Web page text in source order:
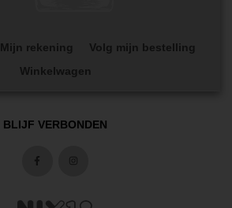
Mijn rekening
Volg mijn bestelling
Winkelwagen
BLIJF VERBONDEN